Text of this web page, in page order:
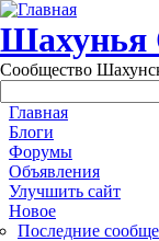
Перейти к
Шахунья
Сообщество
Main menu
Главная
Блоги
Форумы
Объявления
Улучшить сайт
Новое
Последние